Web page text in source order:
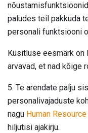
paludes teil pakkuda
personali funktsiooni
Küsitluse eesmärk
arvavad, et nad kõige
5. Te arendate palju
personalivajaduste
nagu Human
hiljutisi ajakirju.